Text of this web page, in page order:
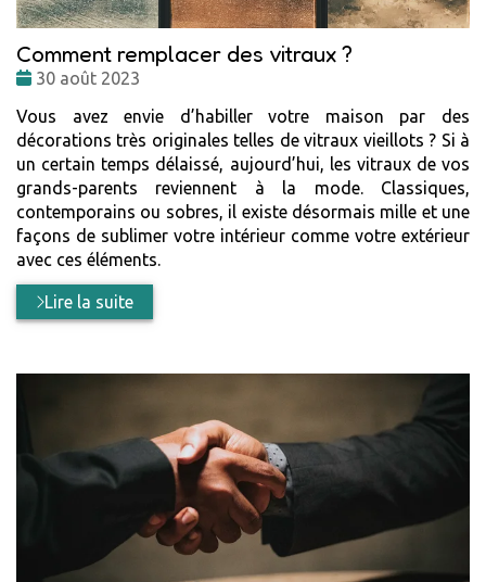
Comment remplacer des vitraux ?
Date
30 août 2023
Vous avez envie d’habiller votre maison par des
décorations très originales telles de vitraux vieillots ? Si à
un certain temps délaissé, aujourd’hui, les vitraux de vos
grands-parents reviennent à la mode. Classiques,
contemporains ou sobres, il existe désormais mille et une
façons de sublimer votre intérieur comme votre extérieur
avec ces éléments.
Lire la suite